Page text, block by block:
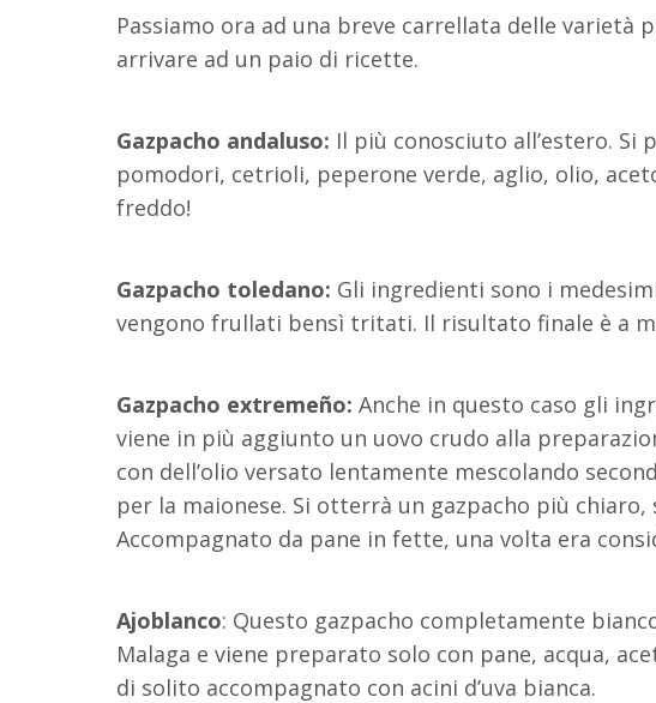
Passiamo ora ad una breve carrellata delle varietà
arrivare ad un paio di ricette.
Gazpacho andaluso: Il più conosciuto all’estero. Si
pomodori, cetrioli, peperone verde, aglio, olio,
freddo!
Gazpacho toledano: Gli ingredienti sono i
vengono frullati bensì tritati. Il risultato finale è a
Gazpacho extremeño: Anche in questo caso gli
viene in più aggiunto un uovo crudo alla
con dell’olio versato lentamente mescolando
per la maionese. Si otterrà un gazpacho più
Accompagnato da pane in fette, una volta era
Ajoblanco: Questo gazpacho completamente
Malaga e viene preparato solo con pane, acqua,
di solito accompagnato con acini d’uva bianca.